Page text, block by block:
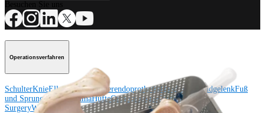
Operationsverfahren
SchulterKnieEllenbogenSchulterendoprothetikHand und HandgelenkFuß
und SprunggelenkTraumaHüfteOrthobiologieCardiothoracic
SurgeryWirbelsäule